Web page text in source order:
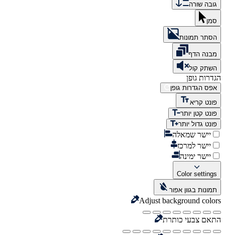
גובה שורה
סמן
הסתר תמונות
מבנה הדף
השתק קול
הגדרות גופן
אפס הגדרות גופן
פונט קריא
פונט קטן יותר
פונט גדול יותר
יישר שמאלה
יישר למרכז
יישר ימינה
Color settings
תמונות בגוון אפור
Adjust background colors
התאם צבעי כותרת